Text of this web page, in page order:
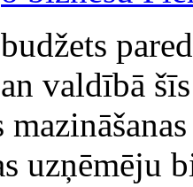
valdībā
uzņēmēju